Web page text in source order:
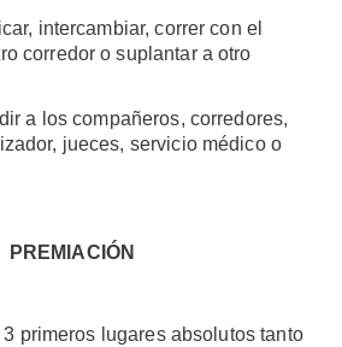
intercambiar, correr con el
corredor o suplantar a otro
a los compañeros, corredores,
jueces, servicio médico o
PREMIACIÓN
3 primeros lugares absolutos tanto